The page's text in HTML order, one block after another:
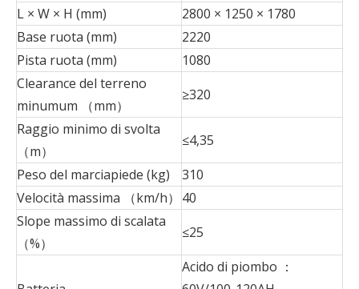
L × W × H (mm)
2800 × 1250 × 1780
Base ruota (mm)
2220
Pista ruota (mm)
1080
Clearance del terreno
minumum （mm）
≥320
Raggio minimo di svolta
（m）
≤4,35
Peso del marciapiede (kg)
310
Velocità massima （km/h） 40
Slope massimo di scalata
（%）
≤25
Acido di piombo ：